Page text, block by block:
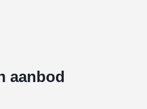
aanbod